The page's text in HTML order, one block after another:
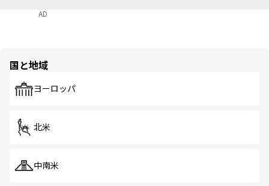
AD
国と地域
ヨーロッパ
北米
中南米